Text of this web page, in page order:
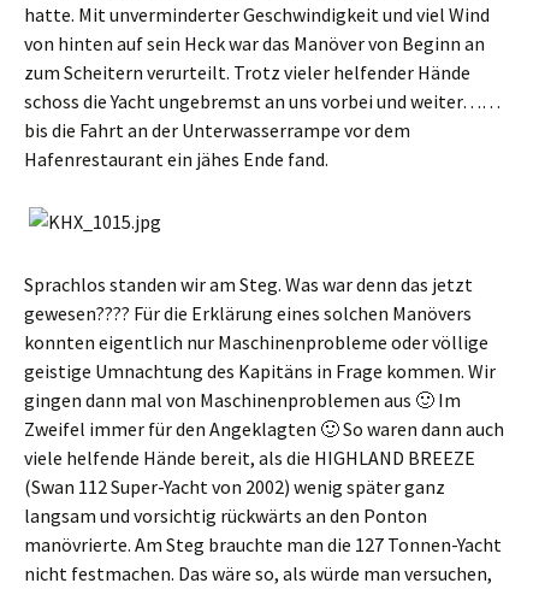
hatte. Mit unverminderter Geschwindigkeit und viel Wind
von hinten auf sein Heck war das Manöver von Beginn an
zum Scheitern verurteilt. Trotz vieler helfender Hände
schoss die Yacht ungebremst an uns vorbei und weiter……
bis die Fahrt an der Unterwasserrampe vor dem
Hafenrestaurant ein jähes Ende fand.
Sprachlos standen wir am Steg. Was war denn das jetzt
gewesen???? Für die Erklärung eines solchen Manövers
konnten eigentlich nur Maschinenprobleme oder völlige
geistige Umnachtung des Kapitäns in Frage kommen. Wir
gingen dann mal von Maschinenproblemen aus 🙂 Im
Zweifel immer für den Angeklagten 🙂 So waren dann auch
viele helfende Hände bereit, als die HIGHLAND BREEZE
(Swan 112 Super-Yacht von 2002) wenig später ganz
langsam und vorsichtig rückwärts an den Ponton
manövrierte. Am Steg brauchte man die 127 Tonnen-Yacht
nicht festmachen. Das wäre so, als würde man versuchen,